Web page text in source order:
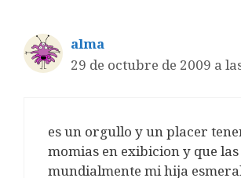
alma
29 de octubre de 2009 a
es un orgullo y un placer
momias en exibicion y que
mundialmente mi hija